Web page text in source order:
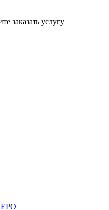
заказать услугу